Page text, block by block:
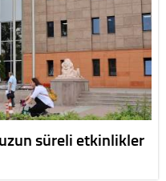
süreli etkinlikler